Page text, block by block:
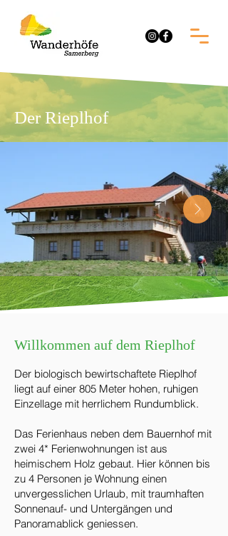
Der Rieplhof
Willkommen auf dem Rieplhof
Der biologisch bewirtschaftete Rieplhof
liegt auf einer 805 Meter hohen, ruhigen
Einzellage mit herrlichem Rundumblick.
Das Ferienhaus neben dem Bauernhof mit
zwei 4* Ferienwohnungen ist aus
heimischem Holz gebaut. Hier können bis
zu 4 Personen je Wohnung einen
unvergesslichen Urlaub, mit traumhaften
Sonnenauf- und Untergängen und
Panoramablick geniessen.